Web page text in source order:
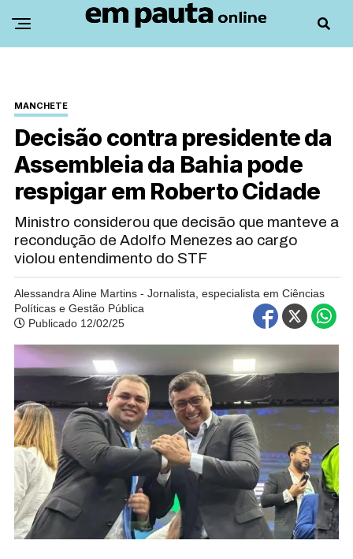
MANCHETE
Decisão contra presidente da
Assembleia da Bahia pode
respigar em Roberto Cidade
Ministro considerou que decisão que manteve a
recondução de Adolfo Menezes ao cargo
violou entendimento do STF
Alessandra Aline Martins - Jornalista, especialista em Ciências
Políticas e Gestão Pública
Publicado 12/02/25